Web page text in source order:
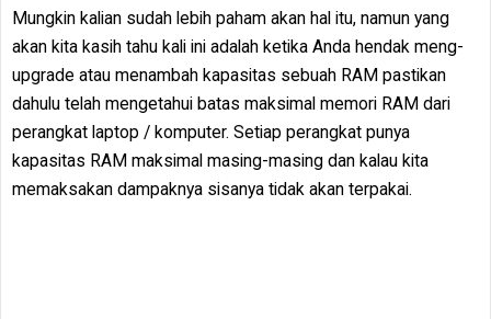
Mungkin kalian sudah lebih paham akan hal itu, namun yang
akan kita kasih tahu kali ini adalah ketika Anda hendak meng-
upgrade atau menambah kapasitas sebuah RAM pastikan
dahulu telah mengetahui batas maksimal memori RAM dari
perangkat laptop / komputer. Setiap perangkat punya
kapasitas RAM maksimal masing-masing dan kalau kita
memaksakan dampaknya sisanya tidak akan terpakai.